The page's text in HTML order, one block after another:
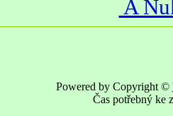
A
Powered by Copyright ©
Čas potřebný ke